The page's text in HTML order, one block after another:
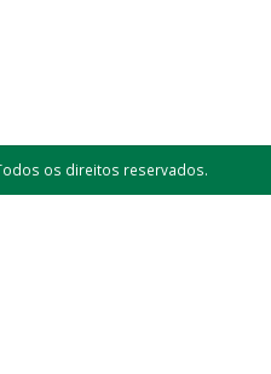
os direitos reservados.